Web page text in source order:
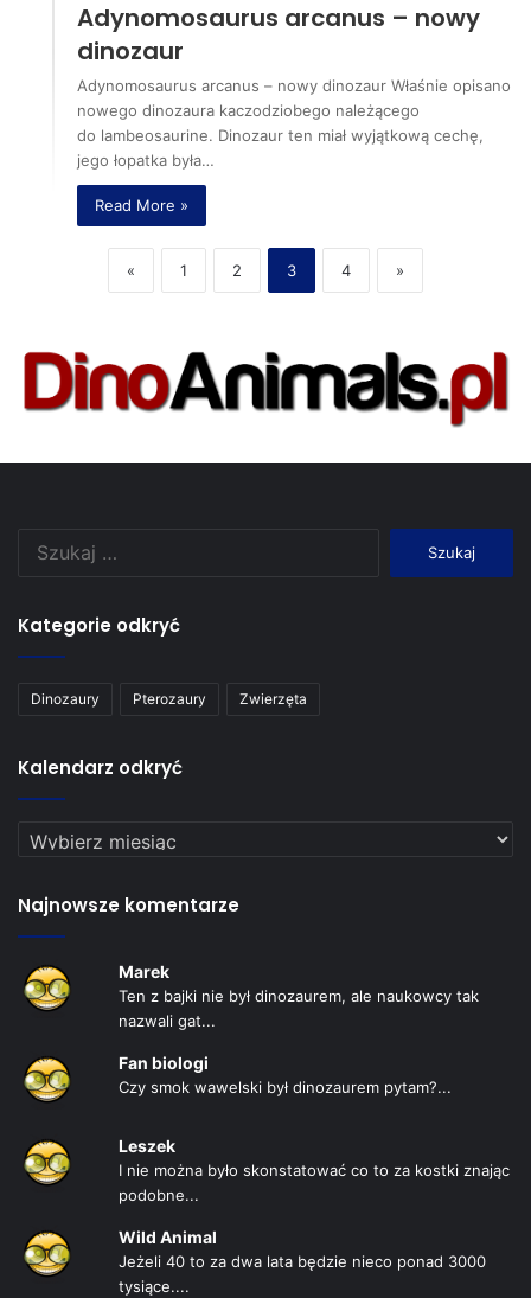
Adynomosaurus arcanus – nowy
dinozaur
Adynomosaurus arcanus – nowy dinozaur Właśnie opisano
nowego dinozaura kaczodziobego należącego
do lambeosaurine. Dinozaur ten miał wyjątkową cechę,
jego łopatka była…
Read More »
« 1 2 3 4 »
Kategorie odkryć
Dinozaury Pterozaury Zwierzęta
Kalendarz odkryć
Kalendarz
Najnowsze komentarze
Marek
Ten z bajki nie był dinozaurem, ale naukowcy tak
nazwali gat...
Fan biologi
Czy smok wawelski był dinozaurem pytam?...
Leszek
I nie można było skonstatować co to za kostki znając
podobne...
Wild Animal
Jeżeli 40 to za dwa lata będzie nieco ponad 3000
tysiące....